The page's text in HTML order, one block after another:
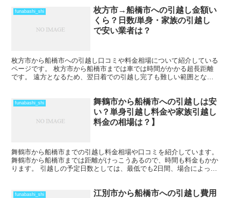
funabashi_shi
枚方市→船橋市への引越し金額い
くら？日数/単身・家族の引越し
で安い業者は？
枚方市から船橋市への引越し口コミや料金相場について紹介している
ページです。 枚方市から船橋市までは車では時間がかかる超長距離
です。 遠方となるため、翌日着での引越し完了も難しい範囲となり
funabashi_shi
舞鶴市から船橋市への引越しは安
い？単身引越し料金や家族引越し
料金の相場は？】
舞鶴市から船橋市までの引越し料金相場や口コミを紹介しています。
舞鶴市から船橋市までは距離がけっこうあるので、時間も料金もかか
ります。 引越しの予定日数としては、最低でも2日間、場合によって
funabashi_shi
江別市から船橋市への引越し費用